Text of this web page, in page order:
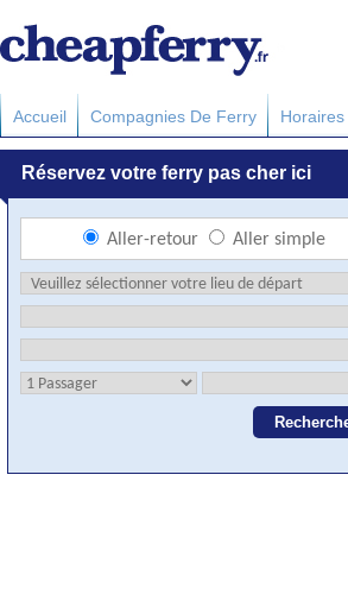
Accueil Compagnies De Ferry Horaires